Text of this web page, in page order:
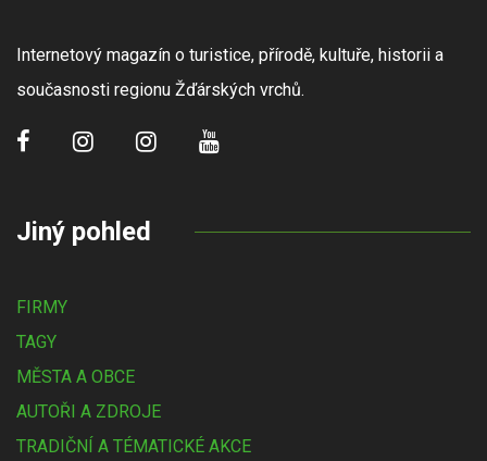
Internetový magazín o turistice, přírodě, kultuře, historii a
současnosti regionu Žďárských vrchů.
Jiný pohled
FIRMY
TAGY
MĚSTA A OBCE
AUTOŘI A ZDROJE
TRADIČNÍ A TÉMATICKÉ AKCE